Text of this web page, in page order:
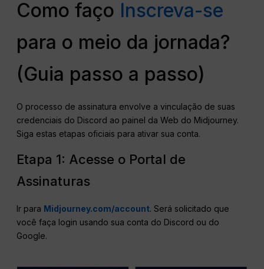
Como faço Inscreva-se
para o meio da jornada?
(Guia passo a passo)
O processo de assinatura envolve a vinculação de suas
credenciais do Discord ao painel da Web do Midjourney.
Siga estas etapas oficiais para ativar sua conta.
Etapa 1: Acesse o Portal de
Assinaturas
Ir para Midjourney.com/account. Será solicitado que
você faça login usando sua conta do Discord ou do
Google.